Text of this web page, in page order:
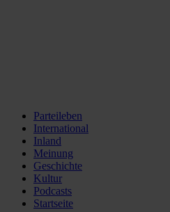
Parteileben
International
Inland
Meinung
Geschichte
Kultur
Podcasts
Startseite